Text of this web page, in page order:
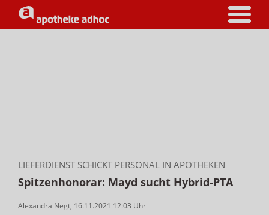
LIEFERDIENST SCHICKT PERSONAL IN APOTHEKEN
Spitzenhonorar: Mayd sucht Hybrid-PTA
Alexandra Negt, 16.11.2021 12:03 Uhr